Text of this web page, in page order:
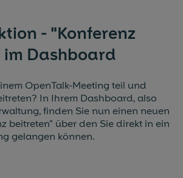
- "Konferenz
im Dashboard
OpenTalk-Meeting teil und
In Ihrem Dashboard, also
finden Sie nun einen neuen
beitreten" über den Sie direkt in ein
gelangen können.